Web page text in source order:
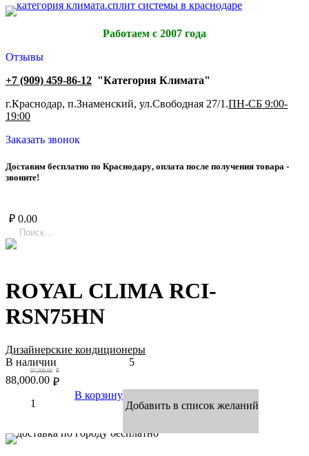
Работаем с 2007 года
Отзывы
+7 (909) 459-86-12 "Категория Климата"
г.Краснодар, п.Знаменский, ул.Свободная 27/1.ПН-СБ 9:00-
19:00
Заказать звонок
Доставим бесплатно по Краснодару, оплата после получения товара -
звоните!
₽ 0.00
ROYAL CLIMA RCI-
RSN75HN
Дизайнерские кондиционеры
В наличии
5
₽
88,000.00
₽
97,500.00
В корзину
Добавить в список желаний